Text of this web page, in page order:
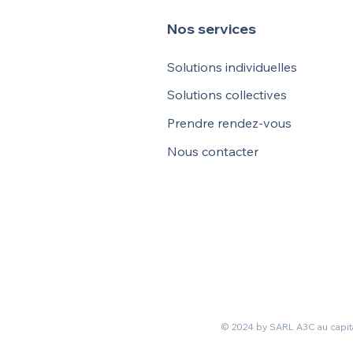
Nos services
Solutions individuelles
Solutions collectives
Prendre rendez-vous
Nous contacter
© 2024 by SARL A3C au